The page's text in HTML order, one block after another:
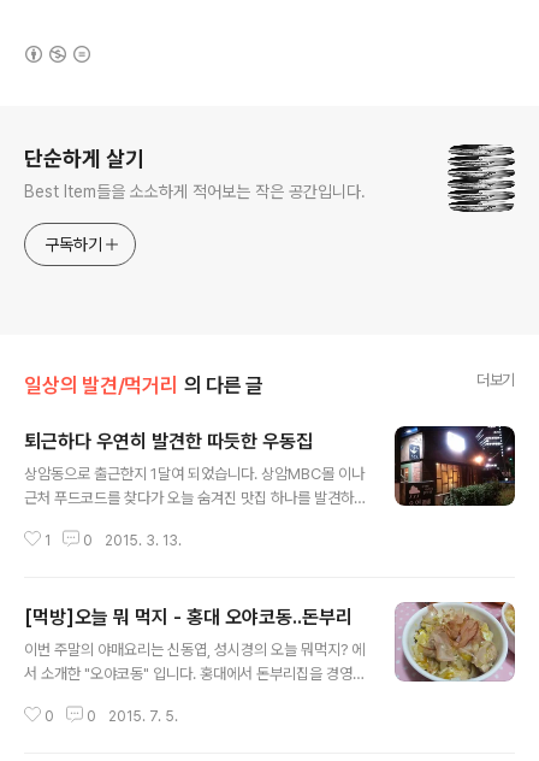
단순하게 살기
Best Item들을 소소하게 적어보는 작은 공간입니다.
구독하기
일상의 발견/먹거리 의 다른 글 더보기
퇴근하다 우연히 발견한 따듯한 우동집
상암동으로 출근한지 1달여 되었습니다. 상암MBC몰 이나
근처 푸드코드를 찾다가 오늘 숨겨진 맛집 하나를 발견하
집입니다. 최근 즐겨보던 일드인 '심야식당' 같은 외모입니
군요. '심야식당'은 아니었습니다. 작고 아담한 식당이라 더
욱 맘에 듭니다. 작은 식당이라 그런지 메뉴도 그렇게 많지
는 않습니다만 우동의 맛을 느끼기엔 충분한 메뉴들입니
스로 나온 두부튀김입니다. 같이 들어간 인원 수대로 나오
1 0 2015. 3. 13.
[먹방]오늘 뭐 먹지 - 홍대 오야코동..돈부리
이번 주말의 야매요리는 신동엽, 성시경의 오늘 뭐먹지? 에
서 소개한 "오야코동" 입니다. 홍대에서 돈부리집을 경영하
말에 집에서 야매요리를 만들어 봤습니다. 연두부요리와
0 0 2015. 7. 5.